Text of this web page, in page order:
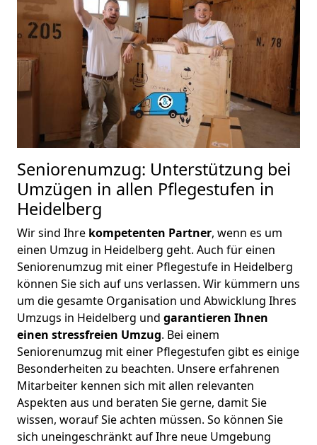
Seniorenumzug: Unterstützung bei
Umzügen in allen Pflegestufen in
Heidelberg
Wir sind Ihre kompetenten Partner, wenn es um
einen Umzug in Heidelberg geht. Auch für einen
Seniorenumzug mit einer Pflegestufe in Heidelberg
können Sie sich auf uns verlassen. Wir kümmern uns
um die gesamte Organisation und Abwicklung Ihres
Umzugs in Heidelberg und garantieren Ihnen
einen stressfreien Umzug. Bei einem
Seniorenumzug mit einer Pflegestufen gibt es einige
Besonderheiten zu beachten. Unsere erfahrenen
Mitarbeiter kennen sich mit allen relevanten
Aspekten aus und beraten Sie gerne, damit Sie
wissen, worauf Sie achten müssen. So können Sie
sich uneingeschränkt auf Ihre neue Umgebung